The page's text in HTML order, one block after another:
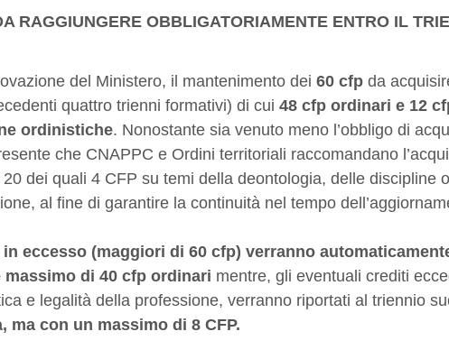
RAGGIUNGERE OBBLIGATORIAMENTE ENTRO IL
del Ministero, il mantenimento dei 60 cfp da
quattro trienni formativi) di cui 48 cfp ordinari e 12
ordinistiche. Nonostante sia venuto meno l’obbligo di
che CNAPPC e Ordini territoriali raccomandano
dei quali 4 CFP su temi della deontologia, delle discipline
al fine di garantire la continuità nel tempo
eccesso (maggiori di 60 cfp) verranno
di 40 cfp ordinari mentre, gli eventuali crediti
e legalità della professione, verranno riportati al triennio
ma con un massimo di 8 CFP.